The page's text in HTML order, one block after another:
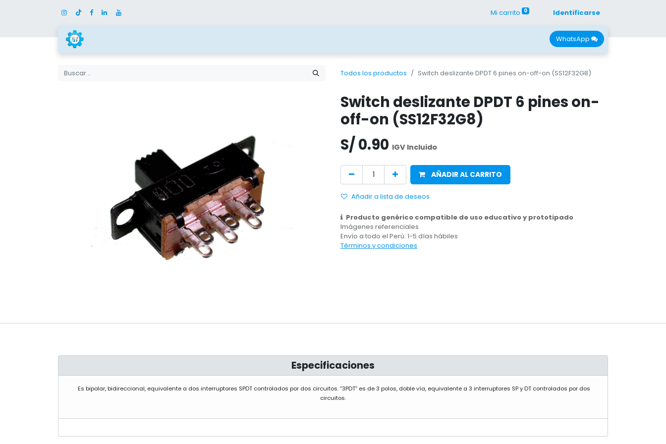
Mi carrito 0 Identificarse
WhatsApp
Todos los productos Switch deslizante DPDT 6 pines on-off-on (SS12F32G8)
Switch deslizante DPDT 6 pines on-
off-on (SS12F32G8)
S/0.90 IGV Incluido
AÑADIR AL CARRITO
Añadir a lista de deseos
Producto genérico compatible de uso educativo y prototipado
Imágenes referenciales
Envío a todo el Perú: 1-5 días hábiles
Términos y condiciones
Especificaciones
Es bipolar, bidireccional, equivalente a dos interruptores SPDT controlados por dos circuitos. “3PDT” es de 3 polos, doble vía, equivalente a 3 interruptores SP y DT controlados por dos
circuitos.